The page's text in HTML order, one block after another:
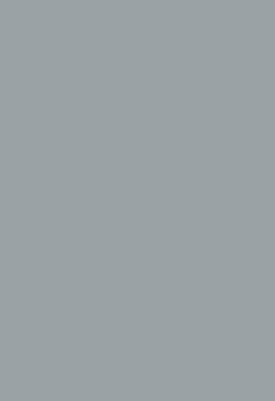
eine natürliche oder
Einrichtung oder
Daten im
verarbeitet.
oder juristische
oder andere Stelle,